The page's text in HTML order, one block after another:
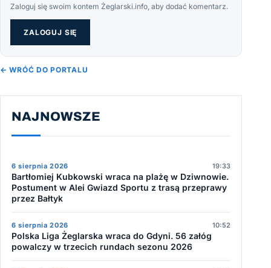
Zaloguj się swoim kontem Żeglarski.info, aby dodać komentarz.
ZALOGUJ SIĘ
← WRÓĆ DO PORTALU
NAJNOWSZE
6 sierpnia 2026 19:33
Bartłomiej Kubkowski wraca na plażę w Dziwnowie.
Postument w Alei Gwiazd Sportu z trasą przeprawy
przez Bałtyk
6 sierpnia 2026 10:52
Polska Liga Żeglarska wraca do Gdyni. 56 załóg
powalczy w trzecich rundach sezonu 2026